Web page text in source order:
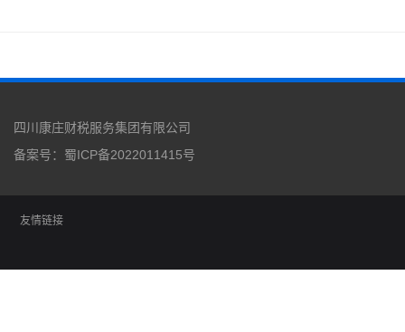
四川康庄财税服务集团有限公司
备案号： 蜀ICP备2022011415号
友情链接